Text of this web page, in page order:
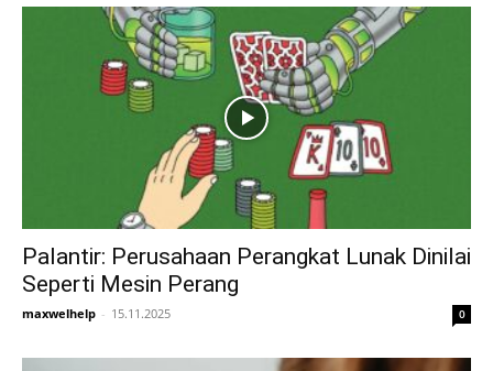
Palantir: Perusahaan Perangkat Lunak Dinilai
Seperti Mesin Perang
maxwelhelp - 15.11.2025 0